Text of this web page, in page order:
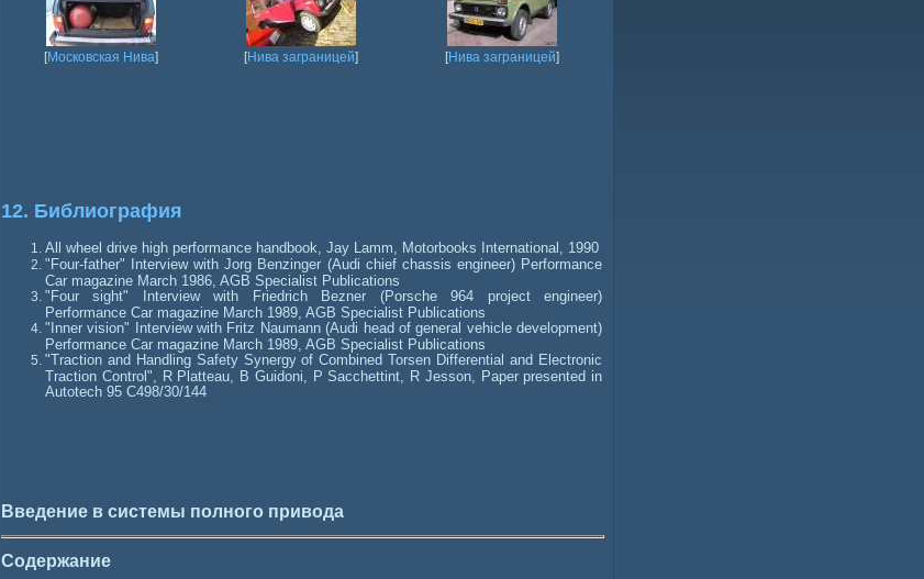
[Московская Нива] [Нива заграницей] [Нива заграницей]
12. Библиография
All wheel drive high performance handbook, Jay Lamm, Motorbooks International, 1990
"Four-father" Interview with Jorg Benzinger (Audi chief chassis engineer) Performance
Car magazine March 1986, AGB Specialist Publications
"Four sight" Interview with Friedrich Bezner (Porsche 964 project engineer)
Performance Car magazine March 1989, AGB Specialist Publications
"Inner vision" Interview with Fritz Naumann (Audi head of general vehicle development)
Performance Car magazine March 1989, AGB Specialist Publications
"Traction and Handling Safety Synergy of Combined Torsen Differential and Electronic
Traction Control", R Platteau, B Guidoni, P Sacchettint, R Jesson, Paper presented in
Autotech 95 C498/30/144
Введение в системы полного привода
Содержание